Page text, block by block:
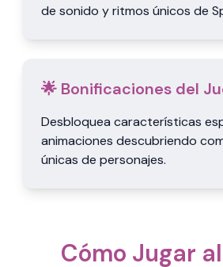
de sonido y ritmos únicos de
🌟 Bonificaciones del
Desbloquea características
animaciones descubriendo
únicas de personajes.
Cómo Jugar